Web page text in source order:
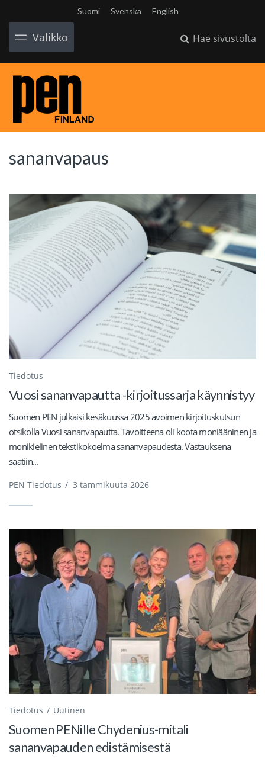
Suomi Svenska English
Valikko Hae sivustolta
sananvapaus
Tiedotus
Vuosi sananvapautta -kirjoitussarja käynnistyy
Suomen PEN julkaisi kesäkuussa 2025 avoimen kirjoituskutsun
otsikolla Vuosi sananvapautta. Tavoitteena oli koota moniääninen ja
monikielinen tekstikokoelma sananvapaudesta. Vastauksena
saatiin...
PEN Tiedotus / 3 tammikuuta 2026
Tiedotus Uutinen
Suomen PENille Chydenius-mitali
sananvapauden edistämisestä